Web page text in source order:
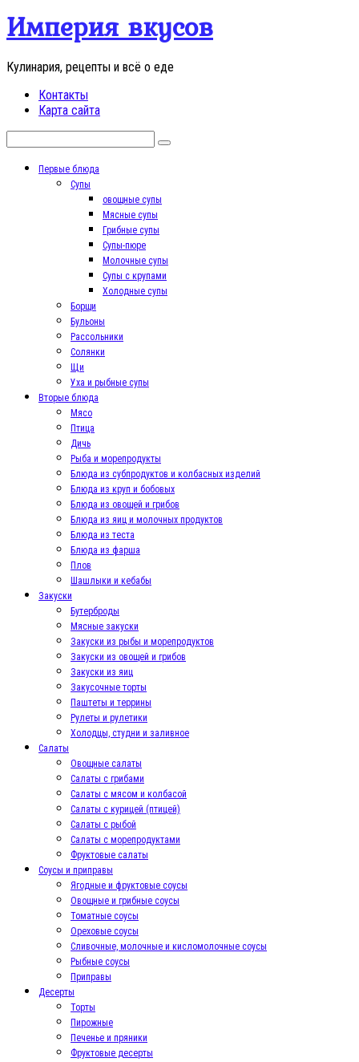
Перейти
контенту
Империя вкусов
Кулинария, рецепты и всё о еде
Контакты
Карта сайта
Первые блюда
Супы
овощные супы
Мясные супы
Грибные супы
Супы-пюре
Молочные супы
Супы с крупами
Холодные супы
Борщи
Бульоны
Рассольники
Солянки
Щи
Уха и рыбные супы
Вторые блюда
Мясо
Птица
Дичь
Рыба и морепродукты
Блюда из субпродуктов и колбасных изделий
Блюда из круп и бобовых
Блюда из овощей и грибов
Блюда из яиц и молочных продуктов
Блюда из теста
Блюда из фарша
Плов
Шашлыки и кебабы
Закуски
Бутерброды
Мясные закуски
Закуски из рыбы и морепродуктов
Закуски из овощей и грибов
Закуски из яиц
Закусочные торты
Паштеты и террины
Рулеты и рулетики
Холодцы, студни и заливное
Салаты
Овощные салаты
Салаты с грибами
Салаты с мясом и колбасой
Салаты с курицей (птицей)
Салаты с рыбой
Салаты с морепродуктами
Фруктовые салаты
Соусы и приправы
Ягодные и фруктовые соусы
Овощные и грибные соусы
Томатные соусы
Ореховые соусы
Сливочные, молочные и кисломолочные соусы
Рыбные соусы
Приправы
Десерты
Торты
Пирожные
Печенье и пряники
Фруктовые десерты